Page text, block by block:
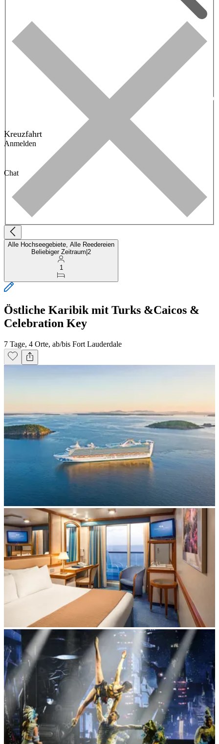
Kreuzfahrt
Anmelden
Chat
Alle Hochseegebiete, Alle Reedereien
Beliebiger Zeitraum 2
1
Östliche Karibik mit Turks &Caicos &
Celebration Key
7 Tage, 4 Orte, ab/bis Fort Lauderdale